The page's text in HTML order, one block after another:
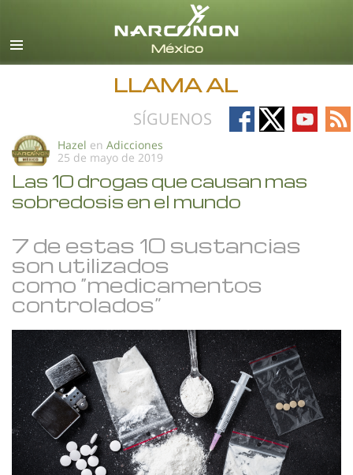
Español
Todas las Regiones/Idiomas
LLAMA AL
SÍGUENOS
Follow
on
Follow
on
Follow
on
on
Hazel en Adicciones
25 de mayo de 2019
Las 10 drogas que causan mas
sobredosis en el mundo
7 de estas 10 sustancias
son utilizados
como “medicamentos
controlados”